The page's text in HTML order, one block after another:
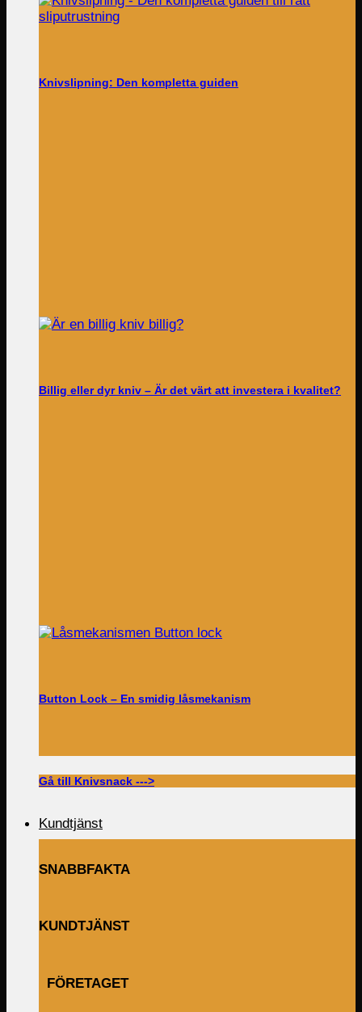
Knivslipning: Den kompletta guiden
Billig eller dyr kniv – Är det värt att investera i kvalitet?
Button Lock – En smidig låsmekanism
Gå till Knivsnack --->
Kundtjänst
SNABBFAKTA
KUNDTJÄNST
FÖRETAGET